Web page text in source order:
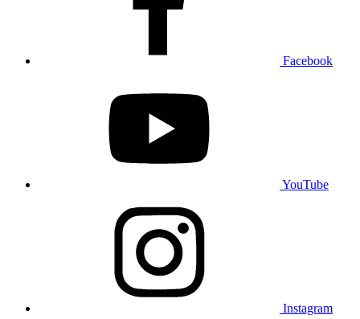
Facebook
YouTube
Instagram